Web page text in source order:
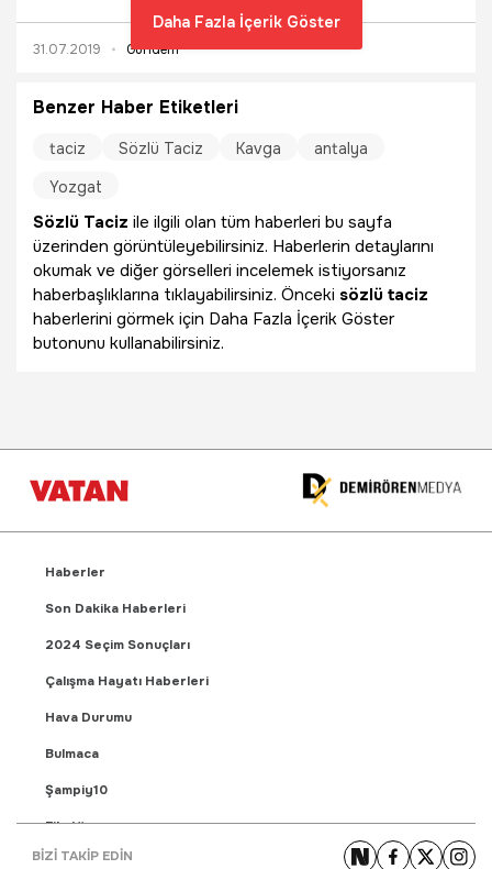
31.07.2019 Gündem
Daha Fazla İçerik Göster
Benzer Haber Etiketleri
taciz Sözlü Taciz Kavga
antalya
Yozgat
Sözlü Taciz ile ilgili olan tüm haberleri bu sayfa
üzerinden görüntüleyebilirsiniz. Haberlerin detaylarını
okumak ve diğer görselleri incelemek istiyorsanız
haberbaşlıklarına tıklayabilirsiniz. Önceki sözlü taciz
haberlerini görmek için Daha Fazla İçerik Göster
butonunu kullanabilirsiniz.
Haberler
Son Dakika Haberleri
2024 Seçim Sonuçları
Çalışma Hayatı Haberleri
Hava Durumu
Bulmaca
Şampiy10
Fikstür
Puan Durumu
BİZİ TAKİP EDİN